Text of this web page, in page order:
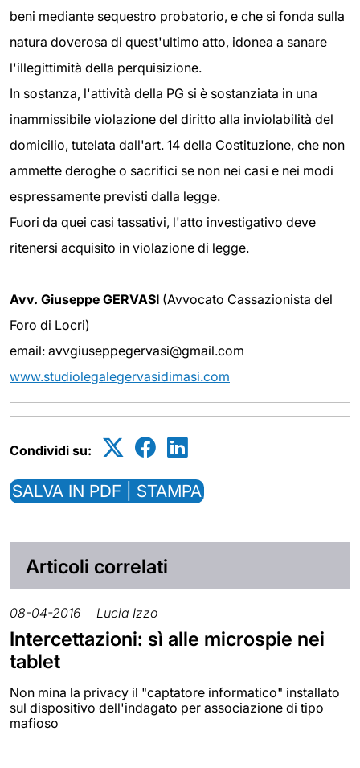
beni mediante sequestro probatorio, e che si fonda sulla
natura doverosa di quest'ultimo atto, idonea a sanare
l'illegittimità della perquisizione.
In sostanza, l'attività della PG si è sostanziata in una
inammissibile violazione del diritto alla inviolabilità del
domicilio, tutelata dall'art. 14 della Costituzione, che non
ammette deroghe o sacrifici se non nei casi e nei modi
espressamente previsti dalla legge.
Fuori da quei casi tassativi, l'atto investigativo deve
ritenersi acquisito in violazione di legge.
Avv. Giuseppe GERVASI (Avvocato Cassazionista del
Foro di Locri)
email: avvgiuseppegervasi@gmail.com
www.studiolegalegervasidimasi.com
Condividi su:
SALVA IN PDF | STAMPA
Articoli correlati
08-04-2016 Lucia Izzo
Intercettazioni: sì alle microspie nei
tablet
Non mina la privacy il "captatore informatico" installato
sul dispositivo dell'indagato per associazione di tipo
mafioso